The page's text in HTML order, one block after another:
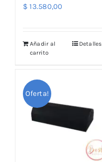
$ 13.580,00
Añadir al
carrito
Detalles
Oferta!